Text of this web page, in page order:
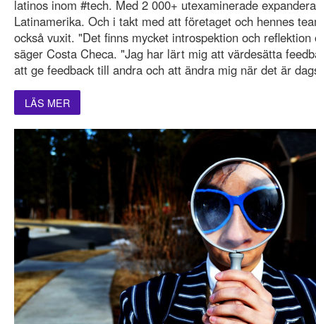
latinos inom #tech. Med 2 000+ utexaminerade
Latinamerika. Och i takt med att företaget och hennes
också vuxit. "Det finns mycket introspektion och
säger Costa Checa. "Jag har lärt mig att värdesätta
att ge feedback till andra och att ändra mig när det är
LÄS MER